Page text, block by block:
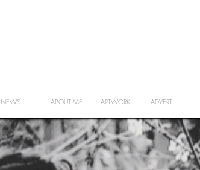
NEWS ABOUT ME ARTWORK ADVERT